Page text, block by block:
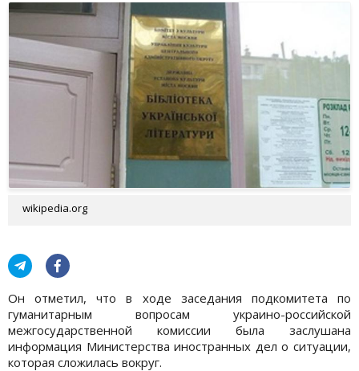
wikipedia.org
Он отметил, что в ходе заседания подкомитета по
гуманитарным вопросам украино-российской
межгосударственной комиссии была заслушана
информация Министерства иностранных дел о ситуации,
которая сложилась вокруг.